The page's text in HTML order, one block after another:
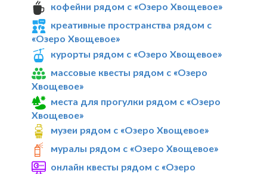
кофейни рядом с «Озеро Хвощевое»
креативные пространства рядом с
«Озеро Хвощевое»
курорты рядом с «Озеро Хвощевое»
массовые квесты рядом с «Озеро
Хвощевое»
места для прогулки рядом с «Озеро
Хвощевое»
музеи рядом с «Озеро Хвощевое»
муралы рядом с «Озеро Хвощевое»
онлайн квесты рядом с «Озеро